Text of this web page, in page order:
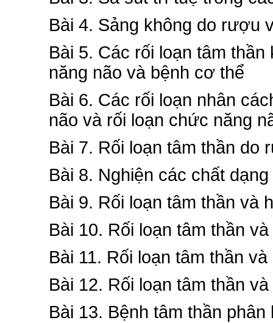
Bài 4. Sảng không do rượu
Bài 5. Các rối loạn tâm
năng não và bệnh cơ thể
Bài 6. Các rối loạn nhân
não và rối loạn chức năng
Bài 7. Rối loạn tâm thần do
Bài 8. Nghiện các chất
Bài 9. Rối loạn tâm thần và
Bài 10. Rối loạn tâm thần
Bài 11. Rối loạn tâm thần
Bài 12. Rối loạn tâm thần
Bài 13. Bệnh tâm thần phân